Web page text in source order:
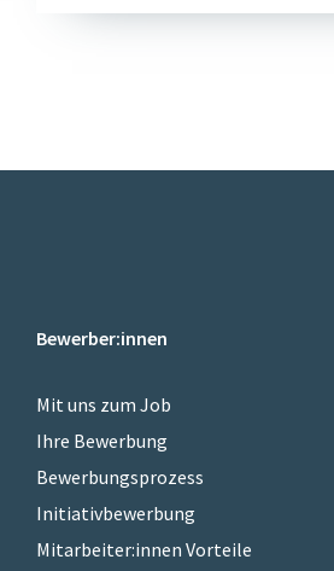
Bewerber:innen
Mit uns zum Job
Ihre Bewerbung
Bewerbungsprozess
Initiativbewerbung
Mitarbeiter:innen Vorteile